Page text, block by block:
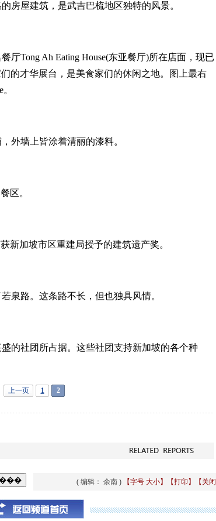
屋建筑，是武吉巴梳地区独特的风景。
Tong Ah Eating House(东亚餐厅)所在店面，现已
们的才华展台，是美食家们的休闲之地。图上最右
墙上皆涂着清丽的漆料。
区。
加坡市区重建局授予的建筑遗产奖。
路。这条路不长，但也独具风情。
社团所占据。这些社团支持新加坡的各个种
上一页 1 2
( 编辑： 余南 ) 【字号 大小】 【打印 】 【 关闭